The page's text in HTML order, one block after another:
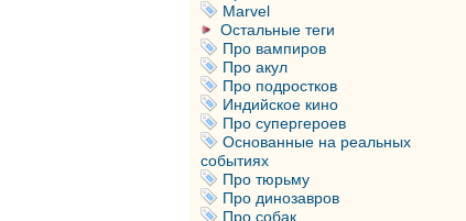
Marvel
Остальные теги
Про вампиров
Про акул
Про подростков
Индийское кино
Про супергероев
Основанные на реальных
событиях
Про тюрьму
Про динозавров
Про собак